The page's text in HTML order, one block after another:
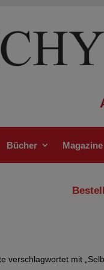
Bücher Magazine
verschlagwortet mit